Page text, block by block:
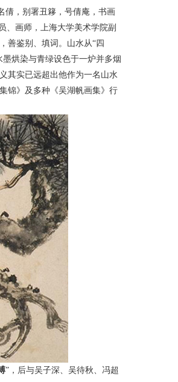
倩，别署丑簃，号倩庵，书画
、画师，上海大学美术学院副
善鉴别、填词。山水从“四
烘染与青绿设色于一炉并多烟
其实已远超出他作为一名山水
锦》及多种《吴湖帆画集》行
”，后与吴子深、吴待秋、冯超